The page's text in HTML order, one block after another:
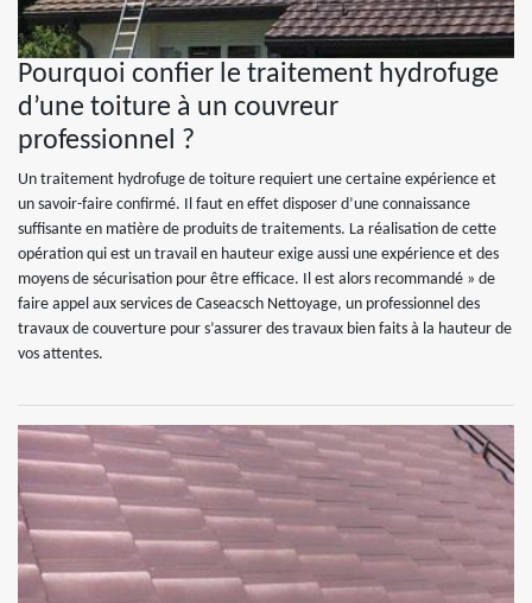
Pourquoi confier le traitement hydrofuge
d’une toiture à un couvreur
professionnel ?
Un traitement hydrofuge de toiture requiert une certaine expérience et
un savoir-faire confirmé. Il faut en effet disposer d’une connaissance
suffisante en matière de produits de traitements. La réalisation de cette
opération qui est un travail en hauteur exige aussi une expérience et des
moyens de sécurisation pour être efficace. Il est alors recommandé » de
faire appel aux services de Caseacsch Nettoyage, un professionnel des
travaux de couverture pour s’assurer des travaux bien faits à la hauteur de
vos attentes.